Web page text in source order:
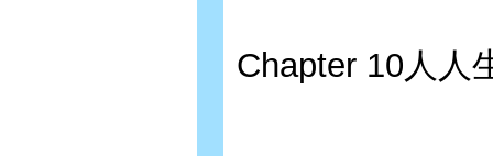
Chapter 10人人